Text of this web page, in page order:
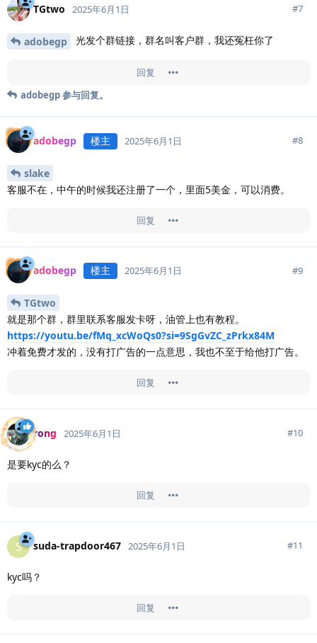
TGtwo 2025年6月1日 #7
adobegp 光发个群链接，群名叫客户群，我还冤枉你了
回复
adobegp参与回复。
adobegp 楼主 2025年6月1日 #8
slake
客服不在，中午的时候我还注册了一个，里面5美金，可以消费。
回复
adobegp 楼主 2025年6月1日 #9
TGtwo
就是那个群，群里联系客服发卡呀，油管上也有教程。
https://youtu.be/fMq_xcWoQs0?si=9SgGvZC_zPrkx84M
冲着免费才发的，没有打广告的一点意思，我也不至于给他打广告。
回复
rong 2025年6月1日 #10
是要kyc的么？
回复
S suda-trapdoor467 2025年6月1日 #11
kyc吗？
回复